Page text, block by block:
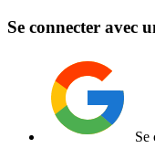
Se connecter avec
Se